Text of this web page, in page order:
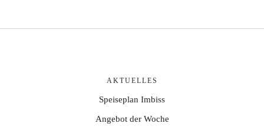
AKTUELLES
Speiseplan Imbiss
Angebot der Woche